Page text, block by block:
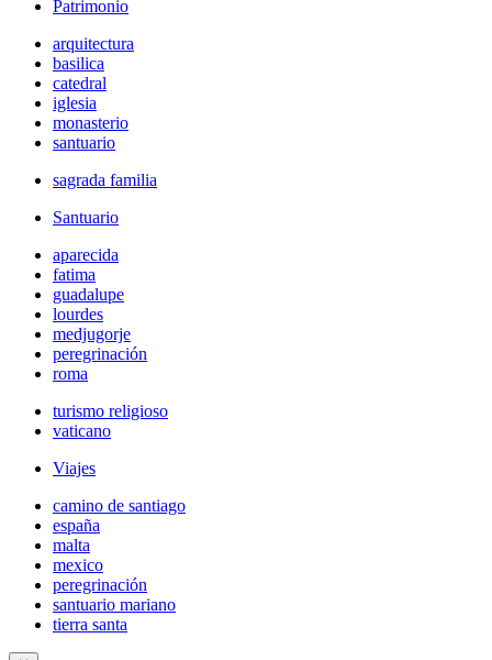
Patrimonio
arquitectura
basilica
catedral
iglesia
monasterio
santuario
sagrada familia
Santuario
aparecida
fatima
guadalupe
lourdes
medjugorje
peregrinación
roma
turismo religioso
vaticano
Viajes
camino de santiago
españa
malta
mexico
peregrinación
santuario mariano
tierra santa